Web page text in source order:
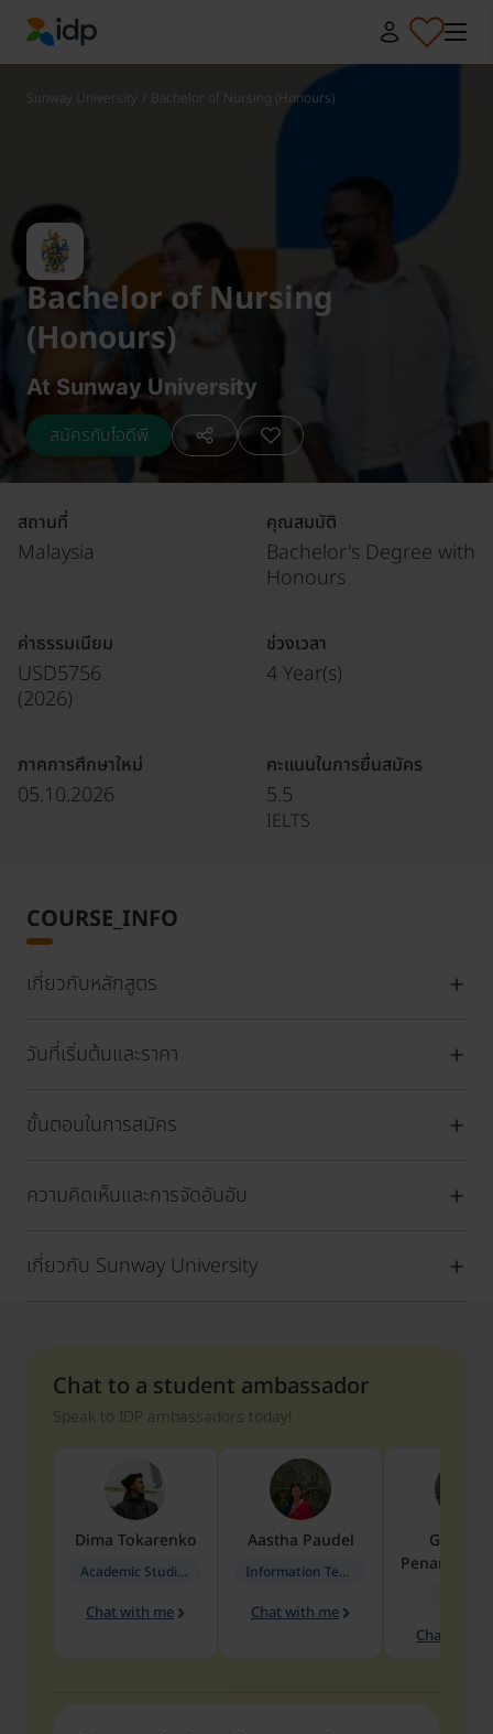
IDP Education
Sunway University / Bachelor of Nursing (Honours)
Bachelor of Nursing
(Honours)
At Sunway University
สมัครกับไอดีพี
สถานที่
Malaysia
คุณสมบัติ
Bachelor's Degree with
Honours
ค่าธรรมเนียม
USD5756
(2026)
ช่วงเวลา
4 Year(s)
ภาคการศึกษาใหม่
05.10.2026
คะแนนในการยื่นสมัคร
5.5
IELTS
COURSE_INFO
เกี่ยวกับหลักสูตร
วันที่เริ่มต้นและราคา
ขั้นตอนในการสมัคร
ความคิดเห็นและการจัดอันอับ
เกี่ยวกับ Sunway University
Chat to a student ambassador
Speak to IDP ambassadors today!
Dima Tokarenko
Academic Studies in Education
Chat with me
Aastha Paudel
Information Technology
Chat with me
Penarete
Chat with